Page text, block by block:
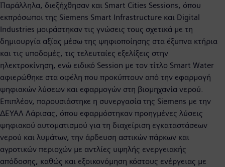
Παράλληλα, διεξήχθησαν και Smart Cities Sessions, όπου
εκπρόσωποι της Siemens Smart Infrastructure και Digital
Industries μοιράστηκαν τις γνώσεις τους σχετικά με τη
δημιουργία αξίας μέσω της ψηφιοποίησης στα έξυπνα κτήρια
και τις υποδομές, τις τελευταίες εξελίξεις στην
ηλεκτροκίνηση, ενώ ειδικό Session με τον τίτλο Smart Water
αφιερώθηκε στα οφέλη που προκύπτουν από την εφαρμογή
ψηφιακών λύσεων και εφαρμογών στη βιομηχανία νερού.
Επιπλέον, παρουσιάστηκε η συνεργασία της Siemens με την
ΔΕΥΑΛ Λάρισας, όπου εφαρμόστηκαν προηγμένες λύσεις
ψηφιακού αυτοματισμού για τη διαχείριση εγκαταστάσεων
νερού και λυμάτων, την άρδευση αστικών πάρκων και
αγροτικών περιοχών με αντλίες υψηλής ενεργειακής
απόδοσης, καθώς και εξοικονόμηση κόστους ενέργειας με